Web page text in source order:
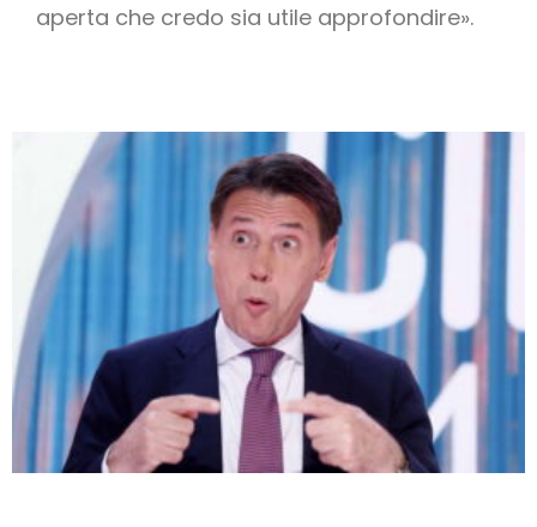
aperta che credo sia utile approfondire».